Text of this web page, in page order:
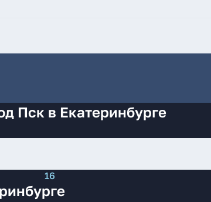
Пск в Екатеринбурге
16